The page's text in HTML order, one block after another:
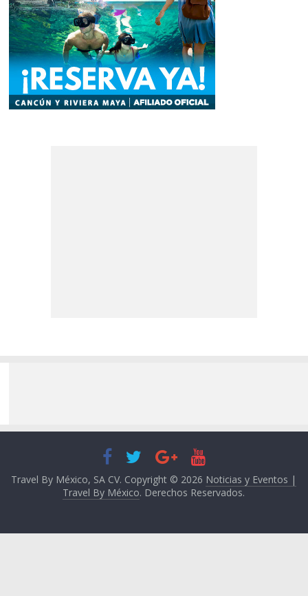
Travel By México, SA CV. Copyright © 2026 Noticias y Eventos |
Travel By México. Derechos Reservados.